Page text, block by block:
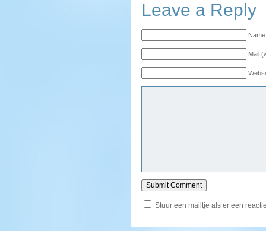
Leave a Reply
Mail
Stuur een mailtje als er een